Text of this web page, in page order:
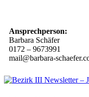
Ansprechperson:
Barbara Schäfer
0172 – 9673991
mail@barbara-